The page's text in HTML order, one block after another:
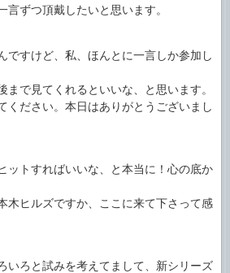
ずつ頂戴したいと思います。
すけど、私、ほんとに一言しか参加し
で見てくれるといいな、と思います。
ださい。本日はありがとうございまし
トすればいいな、と本当に！心の底か
木ヒルズですか、ここに来て下さって感
いろと試みを考えてまして、新シリーズ